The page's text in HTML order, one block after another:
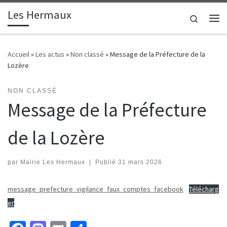
principalPasser au contenu
Les Hermaux
Search
Accueil»Les actus »Non classé »Message de la Préfecture de la
Lozère
NON CLASSÉ
Message de la Préfecture
de la Lozère
par Mairie Les Hermaux | Publié 31 mars 2026
message_prefecture_vigilance_faux_comptes_facebook
Télécharg
er